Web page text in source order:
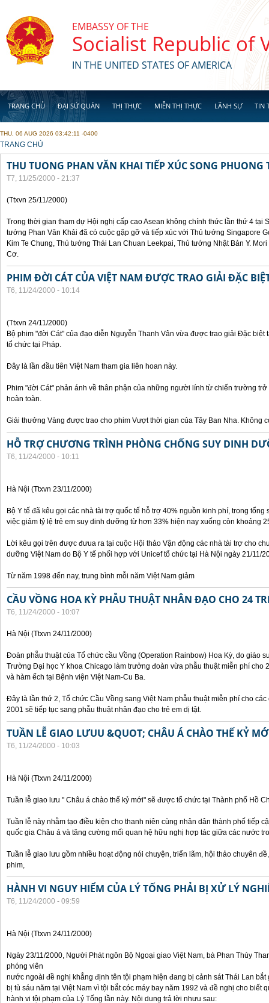
EMBASSY OF THE
Socialist Republic of
IN THE UNITED STATES OF AMERICA
TRANG CHỦ ĐẠI SỨ QUÁN THỊ THỰC MIỄN THỊ THỰC LÃNH SỰ TIN
THU, 06 AUG 2026 03:42:11 -0400
YOU ARE HERE
TRANG CHỦ
THU TUONG PHAN VĂN KHAI TIẾP XÚC SONG PHUONG
T7, 11/25/2000 - 21:37
(Ttxvn 25/11/2000)
Trong thời gian tham dự Hội nghị cấp cao Asean không chính thức lần thứ 4 tại
tướng Phan Văn Khải đã có cuộc gặp gỡ và tiếp xúc với Thủ tướng Singapore
Kim Te Chung, Thủ tướng Thái Lan Chuan Leekpai, Thủ tướng Nhật Bản Y.
Cơ.
PHIM ĐỜI CÁT CỦA VIỆT NAM ĐƯỢC TRAO GIẢI ĐẶC
T6, 11/24/2000 - 10:14
(Ttxvn 24/11/2000)
Bộ phim "đời Cát" của đạo diễn Nguyễn Thanh Vân vừa được trao giải Đặc biệt
tổ chức tại Pháp.
Đây là lần đầu tiên Việt Nam tham gia liên hoan này.
Phim "đời Cát" phản ánh về thân phận của những người lính từ chiến trường
hoàn toàn.
Giải thưởng Vàng được trao cho phim Vượt thời gian của Tây Ban Nha. Không
HỖ TRỢ CHƯƠNG TRÌNH PHÒNG CHỐNG SUY DINH
T6, 11/24/2000 - 10:11
Hà Nội (Ttxvn 23/11/2000)
Bộ Y tế đã kêu gọi các nhà tài trợ quốc tế hỗ trợ 40% nguồn kinh phí, trong tổng
việc giảm tỷ lệ trẻ em suy dinh dưỡng từ hơn 33% hiện nay xuống còn khoảng
Lời kêu gọi trên được đưua ra tại cuộc Hội thảo Vận động các nhà tài trợ cho
dưỡng Việt Nam do Bộ Y tế phối hợp với Unicef tổ chức tại Hà Nội ngày 21/11/
Từ năm 1998 đến nay, trung bình mỗi năm Việt Nam giảm
CẦU VỒNG HOA KỲ PHẪU THUẬT NHÂN ĐẠO CHO 24
T6, 11/24/2000 - 10:07
Hà Nội (Ttxvn 24/11/2000)
Đoàn phẫu thuật của Tổ chức cầu Vồng (Operation Rainbow) Hoa Kỳ, do giáo
Trường Đại học Y khoa Chicago làm trưởng đoàn vừa phẫu thuật miễn phí cho
và hàm ếch tại Bệnh viện Việt Nam-Cu Ba.
Đây là lần thứ 2, Tổ chức Cầu Vồng sang Việt Nam phẫu thuật miễn phí cho
2001 sẽ tiếp tục sang phẫu thuật nhân đạo cho trẻ em dị tật.
TUẦN LỄ GIAO LƯUU &QUOT; CHÂU Á CHÀO THẾ KỶ
T6, 11/24/2000 - 10:03
Hà Nội (Ttxvn 24/11/2000)
Tuần lễ giao lưu " Châu á chào thế kỷ mới" sẽ được tổ chức tại Thành phố Hồ
Tuần lễ này nhằm tạo điều kiện cho thanh niên cùng nhân dân thành phố tiếp
quốc gia Châu á và tăng cường mối quan hệ hữu nghị hợp tác giữa các nước
Tuần lễ giao lưu gồm nhiều hoạt động nói chuyện, triển lãm, hội thảo chuyên
phim,
HÀNH VI NGUY HIỂM CỦA LÝ TỐNG PHẢI BỊ XỬ LÝ
T6, 11/24/2000 - 09:59
Hà Nội (Ttxvn 24/11/2000)
Ngày 23/11/2000, Người Phát ngôn Bộ Ngoại giao Việt Nam, bà Phan Thúy
phóng viên
nước ngoài đề nghị khẳng định tên tội phạm hiện đang bị cảnh sát Thái Lan
bị tù sáu năm tại Việt Nam vì tội bắt cóc máy bay năm 1992 và đề nghị cho biết
hành vi tội phạm của Lý Tống lần này. Nội dung trả lời nhưu sau: